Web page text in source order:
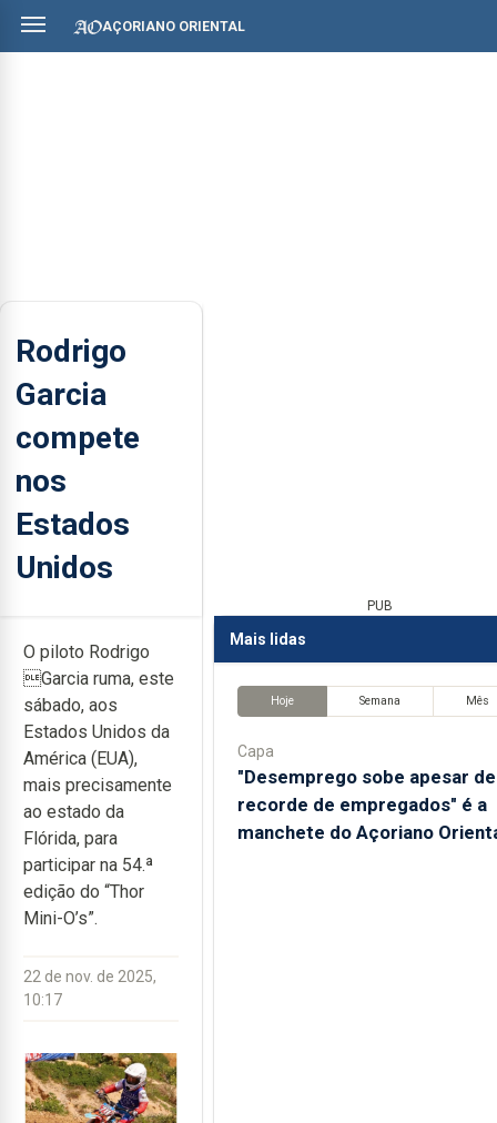
AÇORIANO ORIENTAL
Rodrigo
Garcia
compete
nos
Estados
Unidos
O piloto Rodrigo
Garcia ruma, este
sábado, aos
Estados Unidos da
América (EUA),
mais precisamente
ao estado da
Flórida, para
participar na 54.ª
edição do “Thor
Mini-O’s”.
22 de nov. de 2025,
10:17
PUB
Mais lidas
Hoje Semana Mês
Capa
"Desemprego sobe apesar de
recorde de empregados" é a
manchete do Açoriano